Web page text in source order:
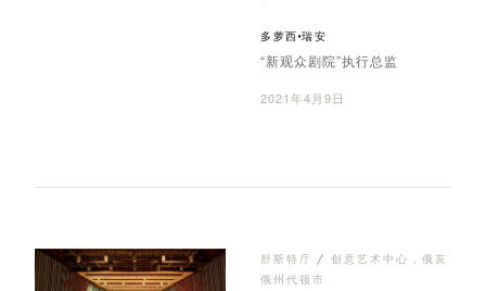
多萝西·瑞安
“新观众剧院”执行总监
2021年4月9日
舒斯特厅 / 创意艺术中心，俄亥
俄州代顿市